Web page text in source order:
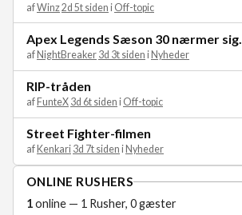
afWinz2d 5t siden i Off-topic
Apex Legends Sæson 30 nærmer sig.
af NightBreaker 3d 3t siden i Nyheder
RIP-tråden
af FunteX 3d 6t siden i Off-topic
Street Fighter-filmen
af Kenkari 3d 7t siden i Nyheder
ONLINE RUSHERS
1online — 1 Rusher, 0 gæster